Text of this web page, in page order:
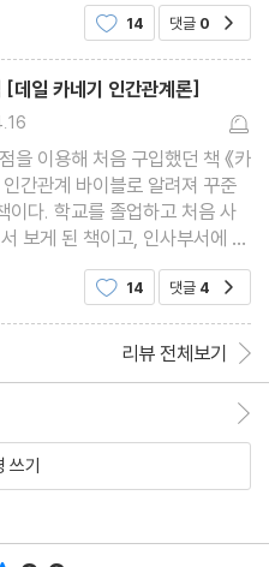
음은 "
14 댓글 0
[데일 카네기 인간관계론]
을 이용해 처음 구입했던 책 《카
인간관계 바이블로 알려져 꾸준
이다. 학교를 졸업하고 처음 사
보게 된 책이고, 인사부서에 있
육 때 자주 인용하던 책이다. 지
에게 독서를 말할 때 추천해주
14 댓글 4
리뷰 전체보기
쓰기